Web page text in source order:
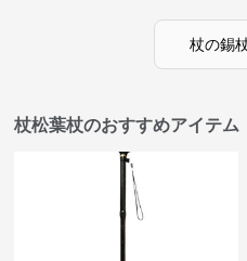
杖の錫
杖松葉杖のおすすめアイテム